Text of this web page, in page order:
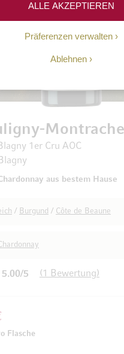
Präferenzen verwalten
Ablehnen
ALLE AKZEPTIEREN
5.00/5 1 Bewertung
1er Cru AOC
aus bestem Hause
/ Burgund / Côte de Beaune
Flasche